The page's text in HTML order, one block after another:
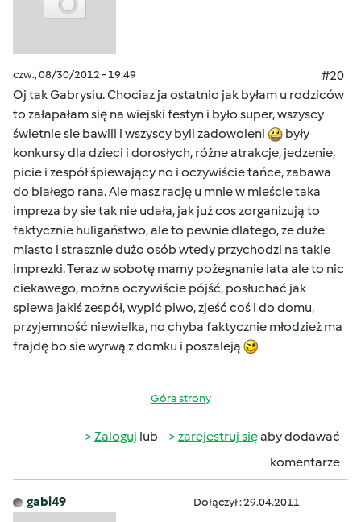
czw., 08/30/2012 - 19:49
#20
Oj tak Gabrysiu. Chociaz ja ostatnio jak byłam u rodziców
to załapałam się na wiejski festyn i było super, wszyscy
świetnie sie bawili i wszyscy byli zadowoleni
były
konkursy dla dzieci i dorosłych, różne atrakcje, jedzenie,
picie i zespół śpiewający no i oczywiście tańce, zabawa
do białego rana. Ale masz rację u mnie w mieście taka
impreza by sie tak nie udała, jak już cos zorganizują to
faktycznie huligaństwo, ale to pewnie dlatego, ze duże
miasto i strasznie dużo osób wtedy przychodzi na takie
imprezki. Teraz w sobotę mamy pożegnanie lata ale to nic
ciekawego, można oczywiście pójść, posłuchać jak
spiewa jakiś zespół, wypić piwo, zjeść coś i do domu,
przyjemność niewielka, no chyba faktycznie młodzież ma
frajdę bo sie wyrwą z domku i poszaleją
Góra strony
Zaloguj lub zarejestruj sięaby dodawać
komentarze
gabi49 Dołączył : 29.04.2011